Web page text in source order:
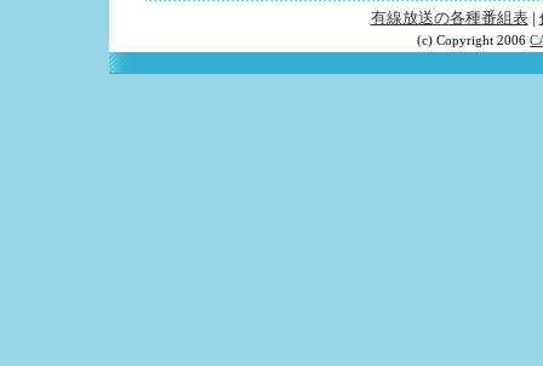
有線放送の各種番組表|
(c) Copyright 2006